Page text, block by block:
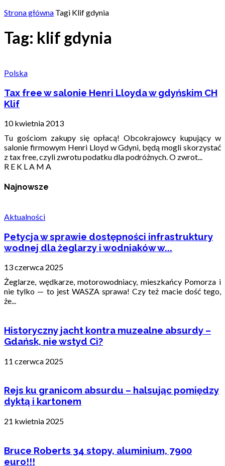
Strona główna Tagi Klif gdynia
Tag: klif gdynia
Polska
Tax free w salonie Henri Lloyda w gdyńskim CH
Klif
10 kwietnia 2013
Tu gościom zakupy się opłacą! Obcokrajowcy kupujący w
salonie firmowym Henri Lloyd w Gdyni, będą mogli skorzystać
z tax free, czyli zwrotu podatku dla podróżnych. O zwrot...
R E K L A M A
Najnowsze
Aktualności
Petycja w sprawie dostępności infrastruktury
wodnej dla żeglarzy i wodniaków w...
13 czerwca 2025
Żeglarze, wędkarze, motorowodniacy, mieszkańcy Pomorza i
nie tylko — to jest WASZA sprawa! Czy też macie dość tego,
że...
Historyczny jacht kontra muzealne absurdy –
Gdańsk, nie wstyd Ci?
11 czerwca 2025
Rejs ku granicom absurdu – halsując pomiędzy
dyktą i kartonem
21 kwietnia 2025
Bruce Roberts 34 stopy, aluminium, 7900
euro!!!